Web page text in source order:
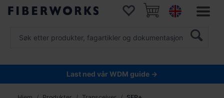
Last ned vår WDM guide →